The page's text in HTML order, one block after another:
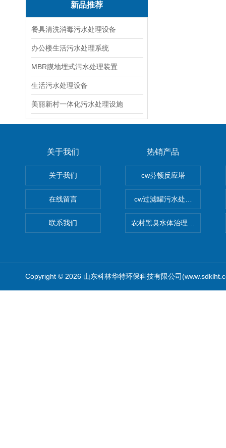
新品推荐
餐具清洗消毒污水处理设备
办公楼生活污水处理系统
MBR膜地埋式污水处理装置
生活污水处理设备
美丽新村一体化污水处理设施
关于我们
关于我们
在线留言
联系我们
热销产品
cw芬顿反应塔
cw过滤罐污水处理设备 多介
农村黑臭水体治理设备
Copyright © 2026 山东科林华特环保科技有限公司